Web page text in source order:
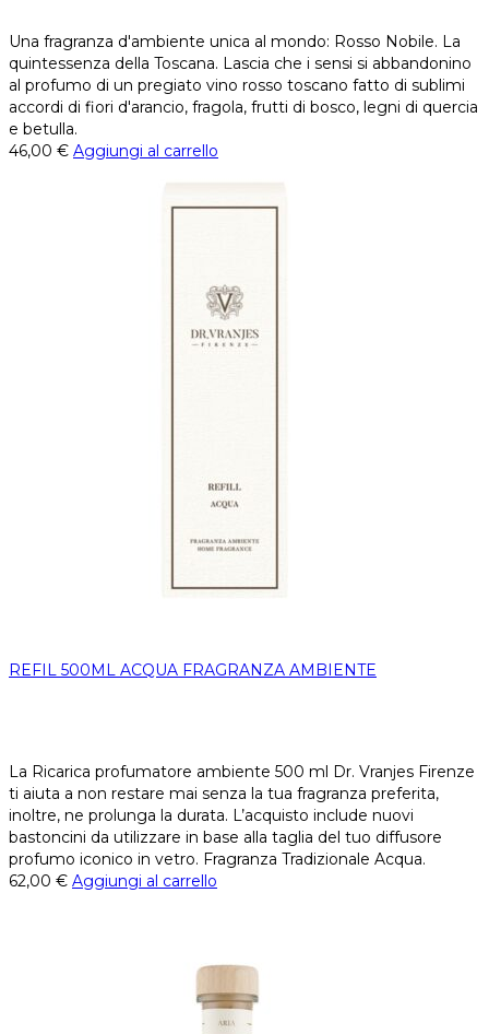
Una fragranza d'ambiente unica al mondo: Rosso Nobile. La
quintessenza della Toscana. Lascia che i sensi si abbandonino
al profumo di un pregiato vino rosso toscano fatto di sublimi
accordi di fiori d'arancio, fragola, frutti di bosco, legni di quercia
e betulla.
46,00 € Aggiungi al carrello
REFIL 500ML ACQUA FRAGRANZA AMBIENTE
La Ricarica profumatore ambiente 500 ml Dr. Vranjes Firenze
ti aiuta a non restare mai senza la tua fragranza preferita,
inoltre, ne prolunga la durata. L’acquisto include nuovi
bastoncini da utilizzare in base alla taglia del tuo diffusore
profumo iconico in vetro. Fragranza Tradizionale Acqua.
62,00 € Aggiungi al carrello